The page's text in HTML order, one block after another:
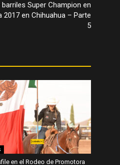
Super Champion en
2017 en Chihuahua – Parte
5
en el Rodeo de Promotora